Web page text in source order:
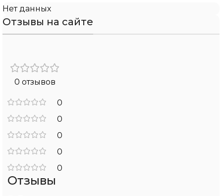
Нет данных
Отзывы на сайте
0 отзывов
0
0
0
0
0
Отзывы